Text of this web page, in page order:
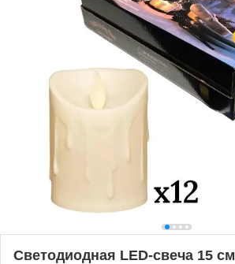
Светодиодная LED-свеча 15 см